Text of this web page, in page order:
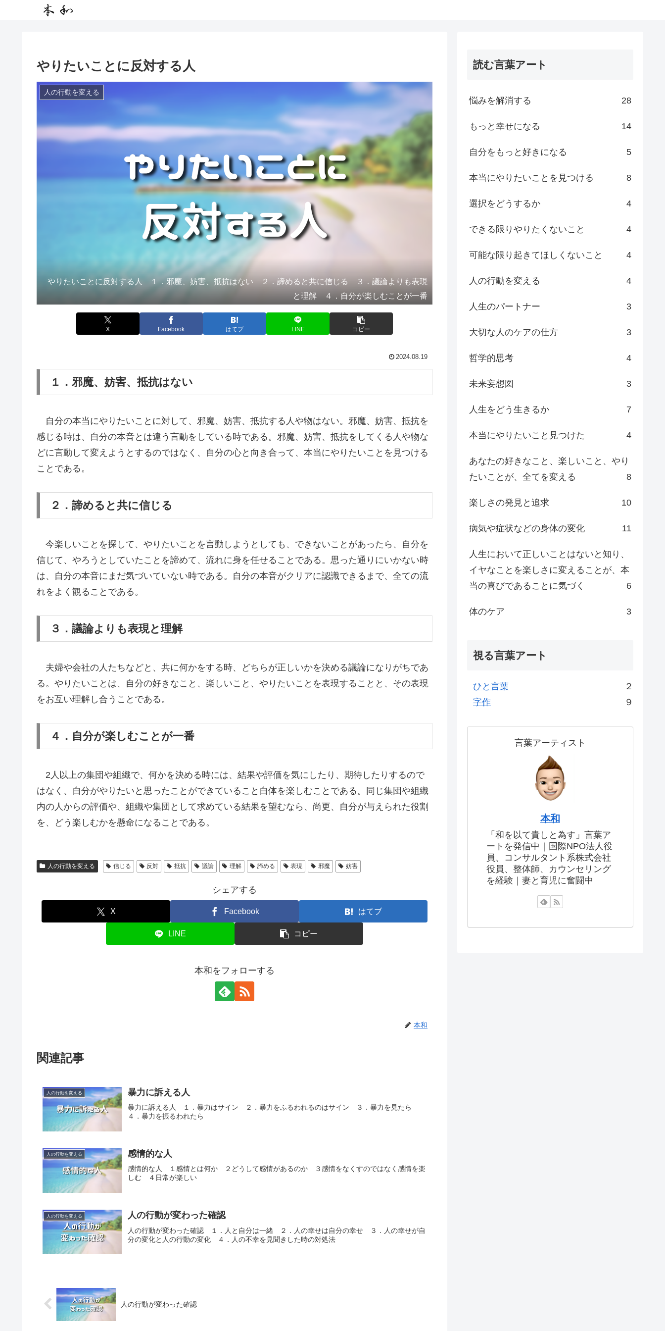
やりたいことに反対する人
人の行動を変える
やりたいことに反対する人 １．邪魔、妨害、抵抗はない ２．諦めると共に信じる ３．議論よりも表現
と理解 ４．自分が楽しむことが一番
X Facebook はてブ LINE コピー
2024.08.19
１．邪魔、妨害、抵抗はない
自分の本当にやりたいことに対して、邪魔、妨害、抵抗する人や物はない。邪魔、妨害、抵抗を
感じる時は、自分の本音とは違う言動をしている時である。邪魔、妨害、抵抗をしてくる人や物な
どに言動して変えようとするのではなく、自分の心と向き合って、本当にやりたいことを見つける
ことである。
２．諦めると共に信じる
今楽しいことを探して、やりたいことを言動しようとしても、できないことがあったら、自分を
信じて、やろうとしていたことを諦めて、流れに身を任せることである。思った通りにいかない時
は、自分の本音にまだ気づいていない時である。自分の本音がクリアに認識できるまで、全ての流
れをよく観ることである。
３．議論よりも表現と理解
夫婦や会社の人たちなどと、共に何かをする時、どちらが正しいかを決める議論になりがちであ
る。やりたいことは、自分の好きなこと、楽しいこと、やりたいことを表現することと、その表現
をお互い理解し合うことである。
４．自分が楽しむことが一番
2人以上の集団や組織で、何かを決める時には、結果や評価を気にしたり、期待したりするので
はなく、自分がやりたいと思ったことができていること自体を楽しむことである。同じ集団や組織
内の人からの評価や、組織や集団として求めている結果を望むなら、尚更、自分が与えられた役割
を、どう楽しむかを懸命になることである。
人の行動を変える 信じる 反対 抵抗 議論 理解 諦める 表現 邪魔 妨害
シェアする
X Facebook はてブ
LINE コピー
本和をフォローする
本和
関連記事
人の行動を変える 暴力に訴える人
暴力に訴える人 １．暴力はサイン ２．暴力をふるわれるのはサイン ３．暴力を見たら
４．暴力を振るわれたら
人の行動を変える 感情的な人
感情的な人 １感情とは何か ２どうして感情があるのか ３感情をなくすのではなく感情を楽
しむ ４日常が楽しい
人の行動を変える 人の行動が変わった確認
人の行動が変わった確認 １．人と自分は一緒 ２．人の幸せは自分の幸せ ３．人の幸せが自
分の変化と人の行動の変化 ４．人の不幸を見聞きした時の対処法
人の行動が変わった確認
読む言葉アート
悩みを解消する 28
もっと幸せになる 14
自分をもっと好きになる 5
本当にやりたいことを見つける 8
選択をどうするか 4
できる限りやりたくないこと 4
可能な限り起きてほしくないこと 4
人の行動を変える 4
人生のパートナー 3
大切な人のケアの仕方 3
哲学的思考 4
未来妄想図 3
人生をどう生きるか 7
本当にやりたいこと見つけた 4
あなたの好きなこと、楽しいこと、やり
たいことが、全てを変える
8
楽しさの発見と追求 10
病気や症状などの身体の変化 11
人生において正しいことはないと知り、
イヤなことを楽しさに変えることが、本
当の喜びであることに気づく
6
体のケア 3
視る言葉アート
ひと言葉 ２
字作 ９
言葉アーティスト
本和
「和を以て貴しと為す」言葉ア
ートを発信中｜国際NPO法人役
員、コンサルタント系株式会社
役員、整体師、カウンセリング
を経験｜妻と育児に奮闘中